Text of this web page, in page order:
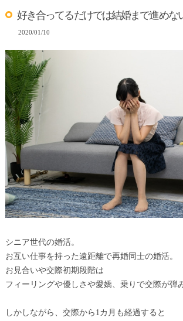
好き合ってるだけでは結婚まで進めな
2020/01/10
シニア世代の婚活。
お互い仕事を持った遠距離で再婚同士の婚活。
お見合いや交際初期段階は
フィーリングや優しさや愛嬌、乗りで交際が弾
しかしながら、交際から1カ月も経過すると